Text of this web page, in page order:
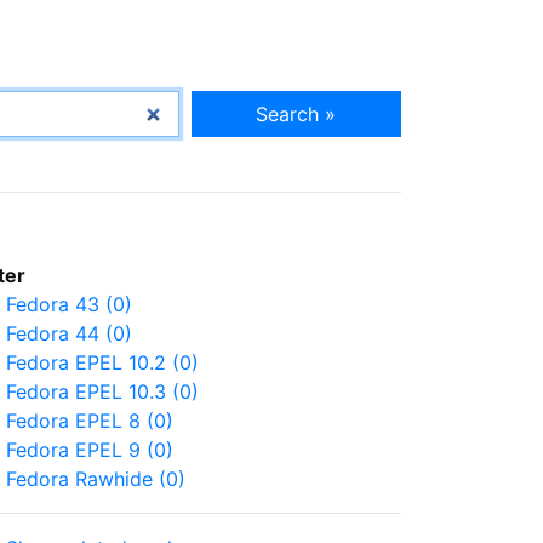
Search »
Fedora 43 (0)
Fedora 44 (0)
Fedora EPEL 10.2 (0)
Fedora EPEL 10.3 (0)
Fedora EPEL 8 (0)
Fedora EPEL 9 (0)
Fedora Rawhide (0)